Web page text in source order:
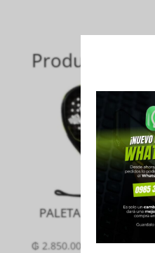
Productos
PALETA ADIPOWER
₲2.850.000